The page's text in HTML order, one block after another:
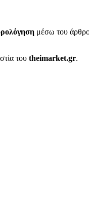
μέσω του
του theimarket.gr.